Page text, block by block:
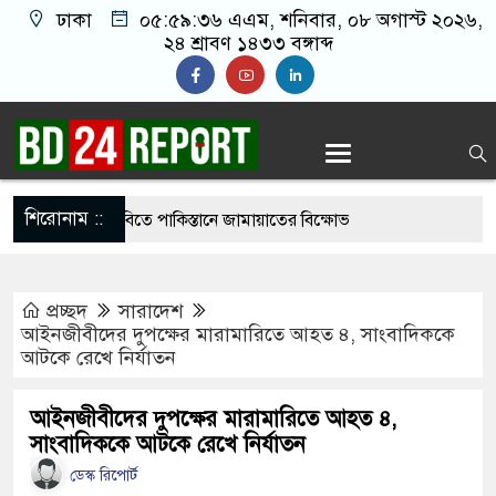
ঢাকা ০৫:৫৯:৩৬ এএম, শনিবার, ০৮ অগাস্ট ২০২৬,
২৪ শ্রাবণ ১৪৩৩ বঙ্গাব্দ
শিরোনাম ::
বন্ধের দাবিতে পাকিস্তানে জামায়াতের বিক্ষোভ
হত্যা ও মোদিবিরোধী আন্দোলনের স্মৃতি না
যা জানালেন এএফএ সভাপতি
প্রচ্ছদ
সারাদেশ
আইনজীবীদের দুপক্ষের মারামারিতে আহত ৪, সাংবাদিককে
আটকে রেখে নির্যাতন
আইনজীবীদের দুপক্ষের মারামারিতে আহত ৪,
সাংবাদিককে আটকে রেখে নির্যাতন
ডেস্ক রিপোর্ট